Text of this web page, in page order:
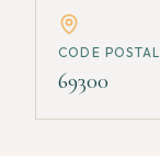
CODE POSTAL
69300